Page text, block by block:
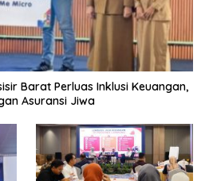
Barat Perluas Inklusi Keuangan,
Asuransi Jiwa